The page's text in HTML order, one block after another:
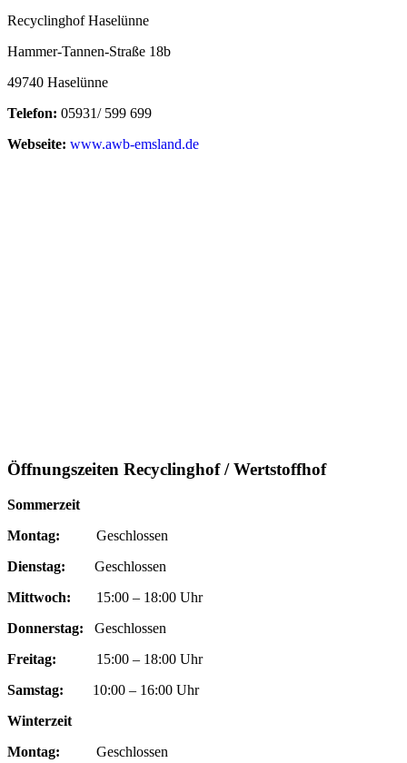
Recyclinghof Haselünne
Hammer-Tannen-Straße 18b
49740 Haselünne
Telefon: 05931/ 599 699
Webseite: www.awb-emsland.de
Öffnungszeiten Recyclinghof / Wertstoffhof
Sommerzeit
Montag: Geschlossen
Dienstag: Geschlossen
Mittwoch: 15:00 – 18:00 Uhr
Donnerstag: Geschlossen
Freitag: 15:00 – 18:00 Uhr
Samstag:
10:00 – 16:00 Uhr
Winterzeit
Montag: Geschlossen